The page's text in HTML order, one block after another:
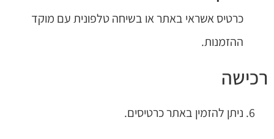
כרטיס אשראי באתר או בשיחה טלפונית עם מוקד
ההזמנות.
רכישה
ניתן להזמין באתר כרטיסים.